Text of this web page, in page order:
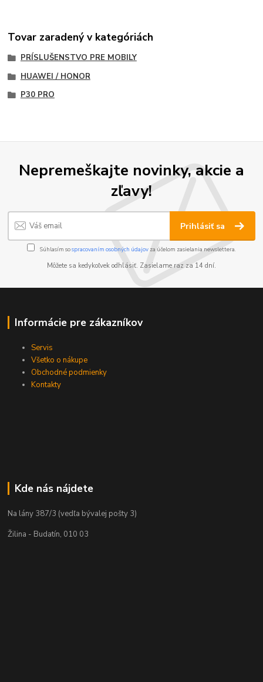
Tovar zaradený v kategóriách
PRÍSLUŠENSTVO PRE MOBILY
HUAWEI / HONOR
P30 PRO
Nepremeškajte novinky, akcie a
zľavy!
Prihlásiť sa
Súhlasím sospracovaním osobných údajov za účelom zasielania newslettera.
Môžete sa kedykoľvek odhlásiť. Zasielame raz za 14 dní.
Informácie pre zákazníkov
Servis
Všetko o nákupe
Obchodné podmienky
Kontakty
Kde nás nájdete
Na lány 387/3 (vedľa bývalej pošty 3)
Žilina - Budatín, 010 03